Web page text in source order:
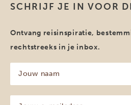
SCHRIJF JE IN VOOR
Ontvang reisinspiratie,
rechtstreeks in je inbox.
naam
(Vereist)